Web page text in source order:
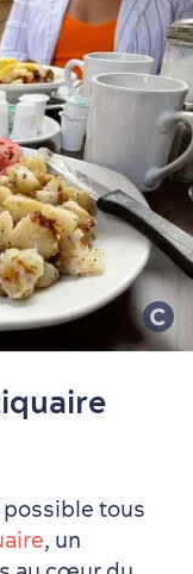
possible tous
, un